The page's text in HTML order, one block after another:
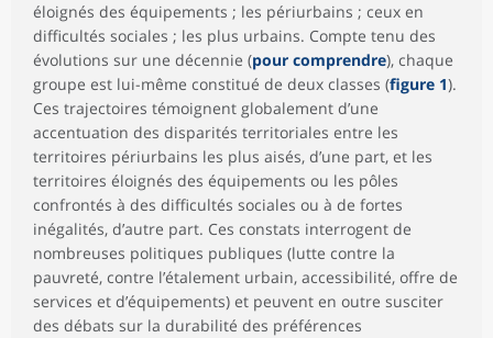
éloignés des équipements ; les périurbains ; ceux en
difficultés sociales ; les plus urbains. Compte tenu des
évolutions sur une décennie (pour comprendre), chaque
groupe est lui-même constitué de deux classes (figure 1).
Ces trajectoires témoignent globalement d’une
accentuation des disparités territoriales entre les
territoires périurbains les plus aisés, d’une part, et les
territoires éloignés des équipements ou les pôles
confrontés à des difficultés sociales ou à de fortes
inégalités, d’autre part. Ces constats interrogent de
nombreuses politiques publiques (lutte contre la
pauvreté, contre l’étalement urbain, accessibilité, offre de
services et d’équipements) et peuvent en outre susciter
des débats sur la durabilité des préférences